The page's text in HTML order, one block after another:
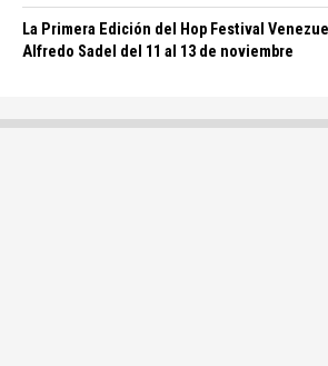
La Primera Edición del Hop Festival
Alfredo Sadel del 11 al 13 de noviembre